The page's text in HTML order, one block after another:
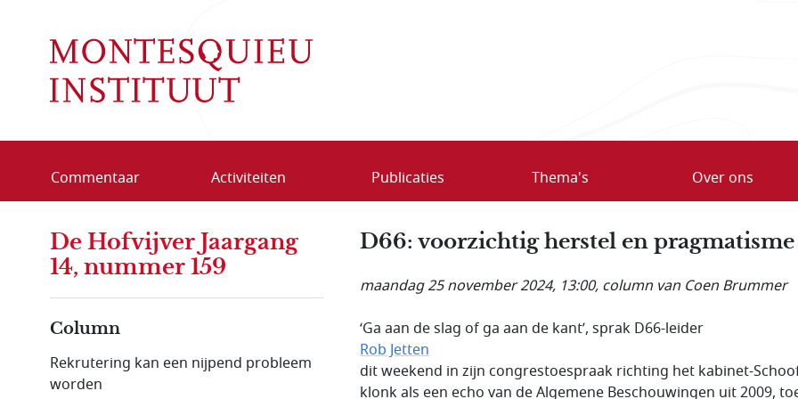
Commentaar Activiteiten Publicaties Thema's Over ons
D66: voorzichtig herstel en pragmatisme
maandag 25 november 2024, 13:00, column van Coen Brummer
‘Ga aan de slag of ga aan de kant’, sprak D66-leider
Rob Jetten
dit weekend in zijn congrestoespraak richting het kabinet-
klonk als een echo van de Algemene Beschouwingen uit 2009,
De Hofvijver Jaargang
14, nummer 159
Column
Rekrutering kan een nijpend probleem
worden